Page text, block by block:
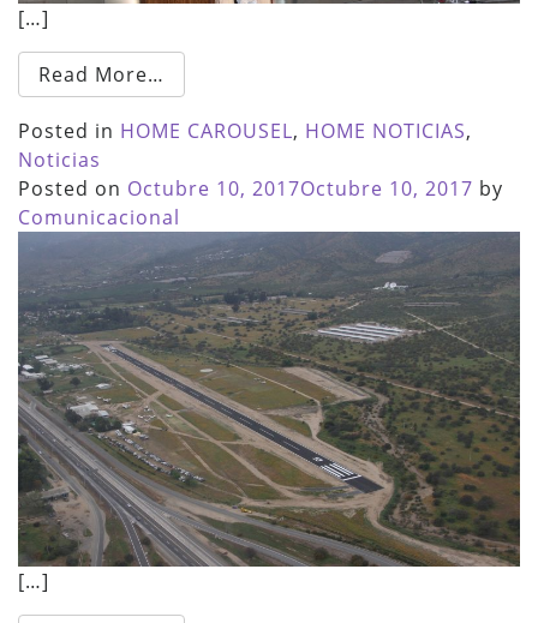
[…]
Read More…
Posted in HOME CAROUSEL, HOME NOTICIAS,
Noticias
Posted on Octubre 10, 2017Octubre 10, 2017 by
Comunicacional
[…]